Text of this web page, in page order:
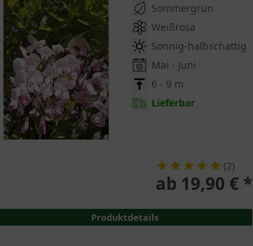
Sommergrün
Weißrosa
Sonnig-halbschattig
Mai - Juni
6 - 9 m
Lieferbar
(2)
ab 19,90 € *
Produktdetails